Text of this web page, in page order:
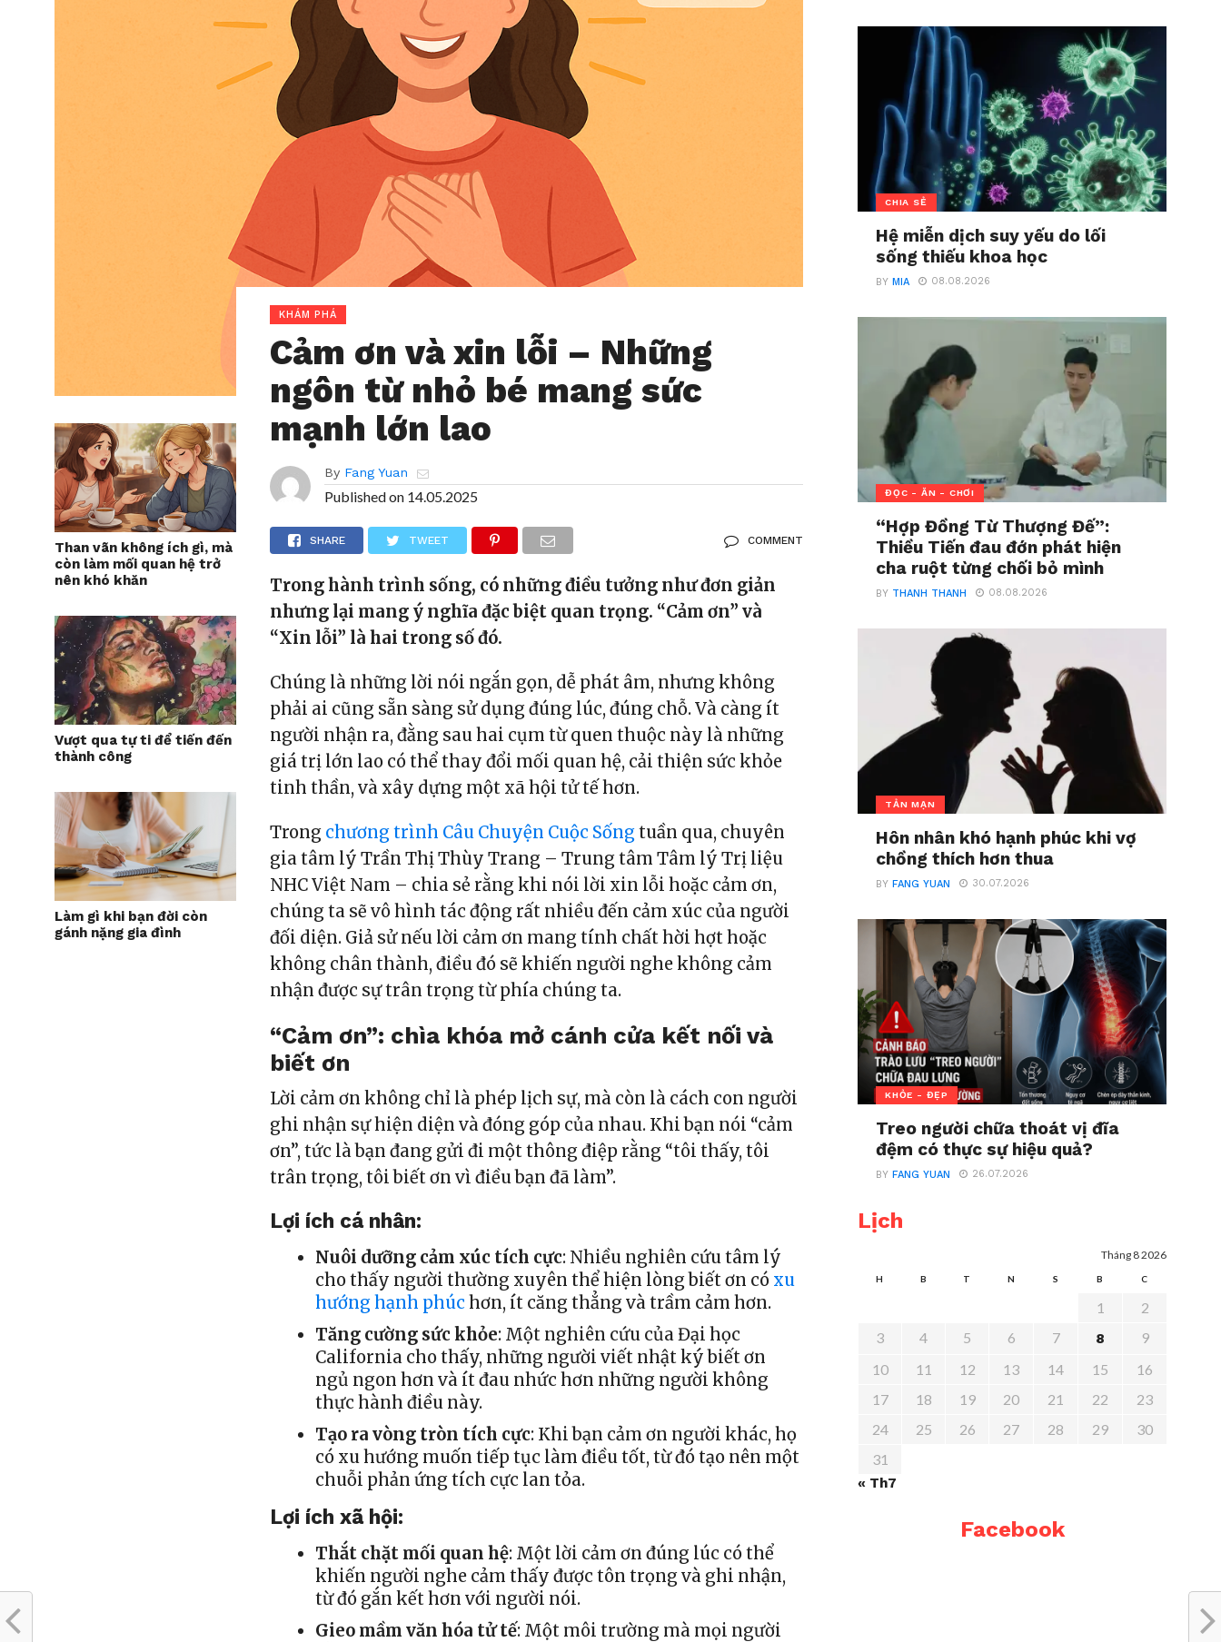
Than vãn không ích gì, mà
còn làm mối quan hệ trở
nên khó khăn
Vượt qua tự ti để tiến đến
thành công
Làm gì khi bạn đời còn
gánh nặng gia đình
KHÁM PHÁ
Cảm ơn và xin lỗi – Những
ngôn từ nhỏ bé mang sức
mạnh lớn lao
By Fang Yuan
Published on 14.05.2025
SHARE TWEET COMMENT
Trong hành trình sống, có những điều tưởng như đơn giản
nhưng lại mang ý nghĩa đặc biệt quan trọng. “Cảm ơn” và
“Xin lỗi” là hai trong số đó.
Chúng là những lời nói ngắn gọn, dễ phát âm, nhưng không
phải ai cũng sẵn sàng sử dụng đúng lúc, đúng chỗ. Và càng ít
người nhận ra, đằng sau hai cụm từ quen thuộc này là những
giá trị lớn lao có thể thay đổi mối quan hệ, cải thiện sức khỏe
tinh thần, và xây dựng một xã hội tử tế hơn.
Trong chương trình Câu Chuyện Cuộc Sốngtuần qua, chuyên
gia tâm lý Trần Thị Thùy Trang – Trung tâm Tâm lý Trị liệu
NHC Việt Nam – chia sẻ rằng khi nói lời xin lỗi hoặc cảm ơn,
chúng ta sẽ vô hình tác động rất nhiều đến cảm xúc của người
đối diện. Giả sử nếu lời cảm ơn mang tính chất hời hợt hoặc
không chân thành, điều đó sẽ khiến người nghe không cảm
nhận được sự trân trọng từ phía chúng ta.
“Cảm ơn”: chìa khóa mở cánh cửa kết nối và
biết ơn
Lời cảm ơn không chỉ là phép lịch sự, mà còn là cách con người
ghi nhận sự hiện diện và đóng góp của nhau. Khi bạn nói “cảm
ơn”, tức là bạn đang gửi đi một thông điệp rằng “tôi thấy, tôi
trân trọng, tôi biết ơn vì điều bạn đã làm”.
Lợi ích cá nhân:
Nuôi dưỡng cảm xúc tích cực: Nhiều nghiên cứu tâm lý
cho thấy người thường xuyên thể hiện lòng biết ơn có xu
hướng hạnh phúc hơn, ít căng thẳng và trầm cảm hơn.
Tăng cường sức khỏe: Một nghiên cứu của Đại học
California cho thấy, những người viết nhật ký biết ơn
ngủ ngon hơn và ít đau nhức hơn những người không
thực hành điều này.
Tạo ra vòng tròn tích cực: Khi bạn cảm ơn người khác, họ
có xu hướng muốn tiếp tục làm điều tốt, từ đó tạo nên một
chuỗi phản ứng tích cực lan tỏa.
Lợi ích xã hội:
Thắt chặt mối quan hệ: Một lời cảm ơn đúng lúc có thể
khiến người nghe cảm thấy được tôn trọng và ghi nhận,
từ đó gắn kết hơn với người nói.
Gieo mầm văn hóa tử tế: Một môi trường mà mọi người
CHIA SẺ
Hệ miễn dịch suy yếu do lối
sống thiếu khoa học
BYMIA 08.08.2026
ĐỌC - ĂN - CHƠI
“Hợp Đồng Từ Thượng Đế”:
Thiều Tiến đau đớn phát hiện
cha ruột từng chối bỏ mình
BY THANH THANH 08.08.2026
TẢN MẠN
Hôn nhân khó hạnh phúc khi vợ
chồng thích hơn thua
BYFANG YUAN 30.07.2026
KHỎE - ĐẸP
Treo người chữa thoát vị đĩa
đệm có thực sự hiệu quả?
BYFANG YUAN 26.07.2026
Lịch
Tháng 8 2026
H B T N S B C
1
2
3
4 5 6 7 8
9
10
11 12 13 14 15
16
17
18 19 20 21 22
23
24
25 26 27 28 29
30
31
« Th7
Facebook